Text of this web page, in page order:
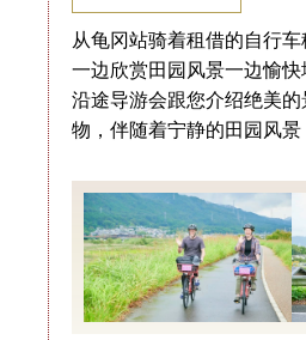
从龟冈站骑着租借的自行车
一边欣赏田园风景一边愉快
沿途导游会跟您介绍绝美
物，伴随着宁静的田园风景